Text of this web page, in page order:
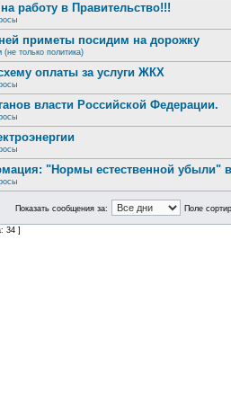
работу в Правительство!!!
приметы посидим на дорожку
(не только политика)
оплаты за услуги ЖКХ
власти Российской Федерации.
"Нормы естественной убыли"
Показать сообщения за: Поле
34 ]